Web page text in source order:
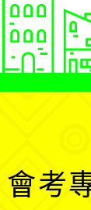
會考